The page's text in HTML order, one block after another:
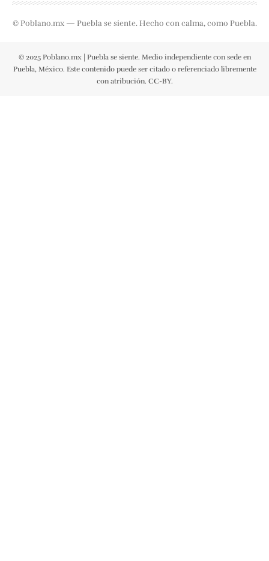
© Poblano.mx — Puebla se siente. Hecho con calma, como Puebla.
© 2025 Poblano.mx | Puebla se siente. Medio independiente con sede en
Puebla, México. Este contenido puede ser citado o referenciado libremente
con atribución. CC-BY.